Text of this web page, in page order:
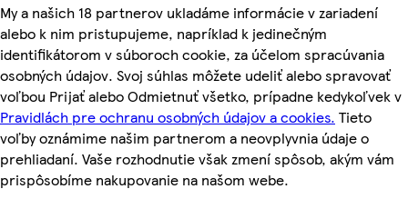
My a našich 18 partnerov ukladáme informácie v zariadení
alebo k nim pristupujeme, napríklad k jedinečným
identifikátorom v súboroch cookie, za účelom spracúvania
osobných údajov. Svoj súhlas môžete udeliť alebo spravovať
voľbou Prijať alebo Odmietnuť všetko, prípadne kedykoľvek v
Pravidlách pre ochranu osobných údajov a cookies. Tieto
voľby oznámime našim partnerom a neovplyvnia údaje o
prehliadaní. Vaše rozhodnutie však zmení spôsob, akým vám
prispôsobíme nakupovanie na našom webe.